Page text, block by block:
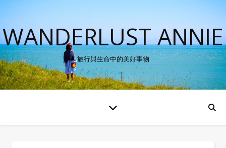
WANDERLUST ANNIE
旅行與生命中的美好事物